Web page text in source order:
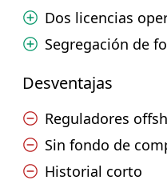
Dos licencias
Segregación de
Desventajas
Reguladores
Sin fondo de
Historial corto